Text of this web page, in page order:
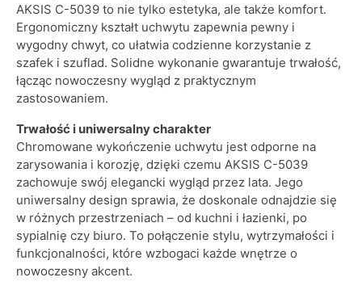
AKSIS C-5039 to nie tylko estetyka, ale także komfort.
Ergonomiczny kształt uchwytu zapewnia pewny i
wygodny chwyt, co ułatwia codzienne korzystanie z
szafek i szuflad. Solidne wykonanie gwarantuje trwałość,
łącząc nowoczesny wygląd z praktycznym
zastosowaniem.
Trwałość i uniwersalny charakter
Chromowane wykończenie uchwytu jest odporne na
zarysowania i korozję, dzięki czemu AKSIS C-5039
zachowuje swój elegancki wygląd przez lata. Jego
uniwersalny design sprawia, że doskonale odnajdzie się
w różnych przestrzeniach – od kuchni i łazienki, po
sypialnię czy biuro. To połączenie stylu, wytrzymałości i
funkcjonalności, które wzbogaci każde wnętrze o
nowoczesny akcent.